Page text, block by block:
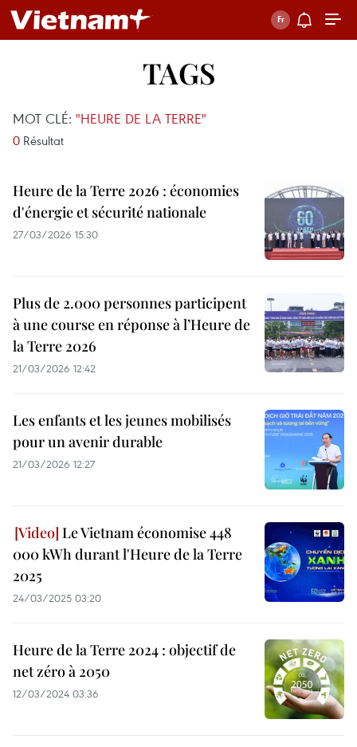
TAGS
MOT CLÉ: "HEURE DE LA TERRE"
0 Résultat
Heure de la Terre 2026 : économies
d'énergie et sécurité nationale
27/03/2026 15:30
Plus de 2.000 personnes participent
à une course en réponse à l’Heure de
la Terre 2026
21/03/2026 12:42
Les enfants et les jeunes mobilisés
pour un avenir durable
21/03/2026 12:27
Le Vietnam économise 448
000 kWh durant l'Heure de la Terre
2025
24/03/2025 03:20
Heure de la Terre 2024 : objectif de
net zéro à 2050
12/03/2024 03:36